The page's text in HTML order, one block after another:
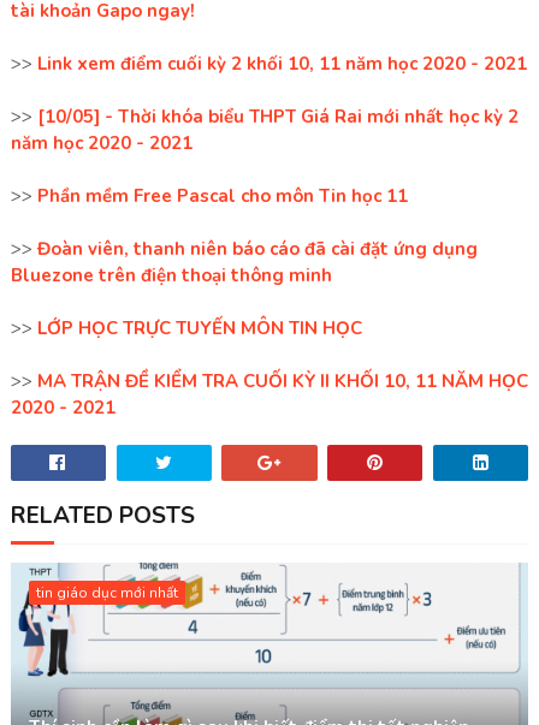
tài khoản Gapo ngay!
>> Link xem điểm cuối kỳ 2 khối 10, 11 năm học 2020 - 2021
>> [10/05] - Thời khóa biểu THPT Giá Rai mới nhất học kỳ 2
năm học 2020 - 2021
>> Phần mềm Free Pascal cho môn Tin học 11
>>Đoàn viên, thanh niên báo cáo đã cài đặt ứng dụng
Bluezone trên điện thoại thông minh
>> LỚP HỌC TRỰC TUYẾN MÔN TIN HỌC
>> MA TRẬN ĐỀ KIỂM TRA CUỐI KỲ II KHỐI 10, 11 NĂM HỌC
2020 - 2021
RELATED POSTS
tin giáo dục mới nhất